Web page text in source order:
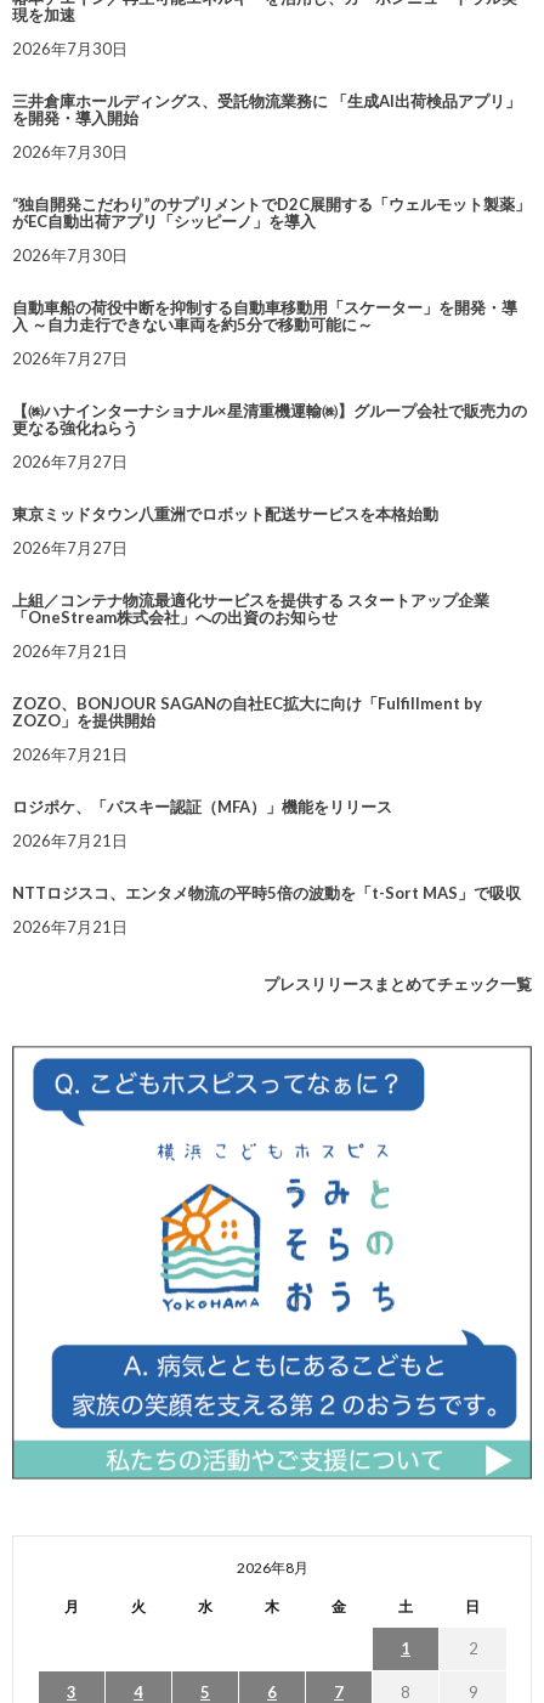
現を加速
2026年7月30日
三井倉庫ホールディングス、受託物流業務に 「生成AI出荷検品アプリ」
を開発・導入開始
2026年7月30日
“独自開発こだわり”のサプリメントでD2C展開する「ウェルモット製薬」
がEC自動出荷アプリ「シッピーノ」を導入
2026年7月30日
自動車船の荷役中断を抑制する自動車移動用「スケーター」を開発・導
入 ～自力走行できない車両を約5分で移動可能に～
2026年7月27日
【㈱ハナインターナショナル×星清重機運輸㈱】グループ会社で販売力の
更なる強化ねらう
2026年7月27日
東京ミッドタウン八重洲でロボット配送サービスを本格始動
2026年7月27日
上組／コンテナ物流最適化サービスを提供する スタートアップ企業
「OneStream株式会社」への出資のお知らせ
2026年7月21日
ZOZO、BONJOUR SAGANの自社EC拡大に向け「Fulfillment by
ZOZO」を提供開始
2026年7月21日
ロジポケ、「パスキー認証（MFA）」機能をリリース
2026年7月21日
NTTロジスコ、エンタメ物流の平時5倍の波動を「t-Sort MAS」で吸収
2026年7月21日
プレスリリースまとめてチェック一覧
2026年8月
月 火 水 木 金 土 日
1 2
3 4 5 6 7 8 9